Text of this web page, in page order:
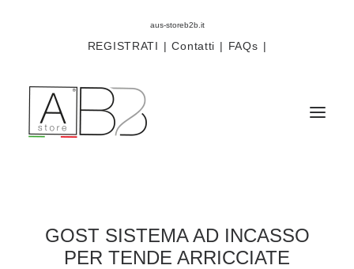
aus-storeb2b.it
REGISTRATI | Contatti | FAQs |
Componenti
Scorritenda
GOST SISTEMA AD INCASSO
PER TENDE ARRICCIATE